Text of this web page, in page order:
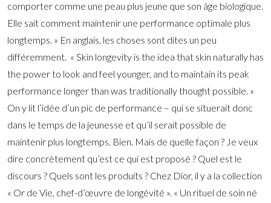
comporter comme une peau plus jeune que son âge biologique.
Elle sait comment maintenir une performance optimale plus
longtemps. » En anglais, les choses sont dites un peu
différemment. « Skin longevity is the idea that skin naturally has
the power to look and feel younger, and to maintain its peak
performance longer than was traditionally thought possible. »
On y lit l’idée d’un pic de performance – qui se situerait donc
dans le temps de la jeunesse et qu’il serait possible de
maintenir plus longtemps. Bien. Mais de quelle façon ? Je veux
dire concrètement qu’est ce qui est proposé ? Quel est le
discours ? Quels sont les produits ? Chez Dior, il y a la collection
« Or de Vie, chef-d’œuvre de longévité ». « Un rituel de soin né